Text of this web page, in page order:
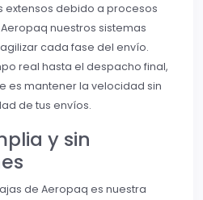
extensos debido a procesos
nuestros sistemas
cada fase del envío.
real hasta el despacho final,
es mantener la velocidad sin
de tus envíos.
y sin
de Aeropaq es nuestra